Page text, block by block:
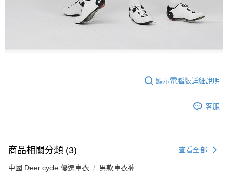
顯示電腦版詳細說明
客服
商品相關分類 (3) 查看全部
中國 Deer cycle 優選車衣 男款車衣褲